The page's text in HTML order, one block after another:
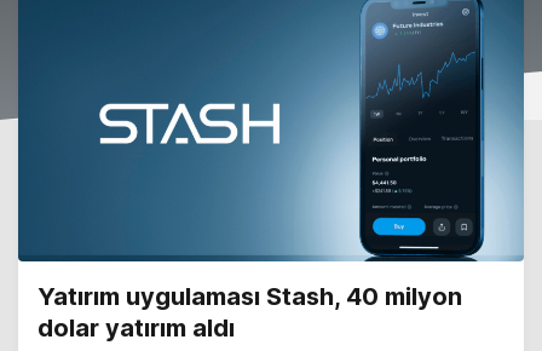
Yatırım uygulaması Stash, 40 milyon
dolar yatırım aldı